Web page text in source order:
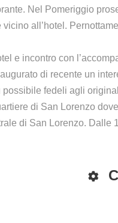
Nel Pomeriggio
all’hotel.
e incontro con
di recente un
possibile fedeli agli
di San Lorenzo
di San Lorenzo.